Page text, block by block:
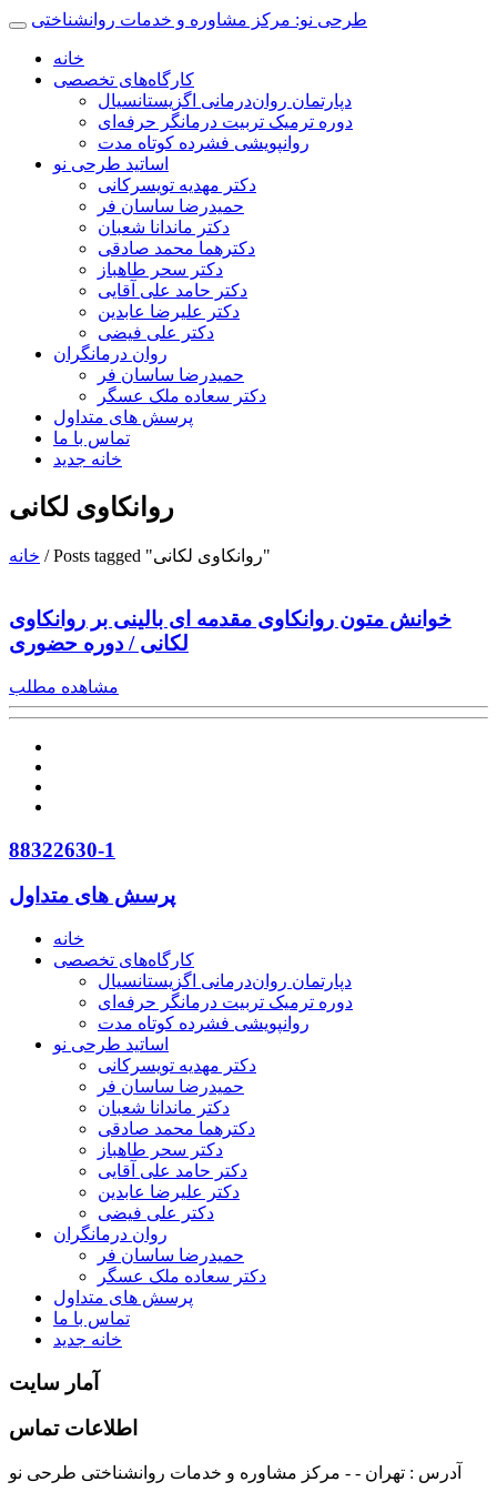
طرحی نو: مرکز مشاوره و خدمات روانشناختی
خانه
کارگاه‌های تخصصی
دپارتمان روان‌درمانی اگزیستانسیال
دوره ترمیک تربیت درمانگر حرفه‌ای
روانپویشی فشرده کوتاه مدت
اساتید طرحی نو
دکتر مهدیه تویسرکانی
حمیدرضا ساسان فر
دکتر ماندانا شعبان
دکترهما محمد صادقی
دکتر سحر طاهباز
دکتر حامد علی آقایی
دکتر علیرضا عابدین
دکتر علی فیضی
روان درمانگران
حمیدرضا ساسان فر
دکتر سعاده ملک عسگر
پرسش های متداول
تماس با ما
خانه جدید
روانکاوی لکانی
خانه / Posts tagged "روانکاوی لکانی"
خوانش متون روانکاوی مقدمه ای بالینی بر روانکاوی
لکانی / دوره حضوری
مشاهده مطلب
88322630-1
پرسش های متداول
خانه
کارگاه‌های تخصصی
دپارتمان روان‌درمانی اگزیستانسیال
دوره ترمیک تربیت درمانگر حرفه‌ای
روانپویشی فشرده کوتاه مدت
اساتید طرحی نو
دکتر مهدیه تویسرکانی
حمیدرضا ساسان فر
دکتر ماندانا شعبان
دکترهما محمد صادقی
دکتر سحر طاهباز
دکتر حامد علی آقایی
دکتر علیرضا عابدین
دکتر علی فیضی
روان درمانگران
حمیدرضا ساسان فر
دکتر سعاده ملک عسگر
پرسش های متداول
تماس با ما
خانه جدید
آمار سایت
اطلاعات تماس
آدرس : تهران - - مرکز مشاوره و خدمات روانشناختی طرحی نو